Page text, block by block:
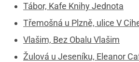
Tábor, Kafe Knihy Jednota
Třemošná u Plzně, ulice V
Vlašim, Bez Obalu Vlašim
Žulová u Jeseníku, Eleanor